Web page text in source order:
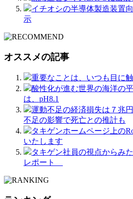
イチオシの半導体製造装置
示
オススメの記事
重要なことは、いつも目に
酸性化が進む世界の海洋の
は、pH8.1
運動不足の経済損失は７兆
不足の影響で死亡との推計も
タキゲンホームページ上の
いたします
タキゲン社員の視点からみ
レポート